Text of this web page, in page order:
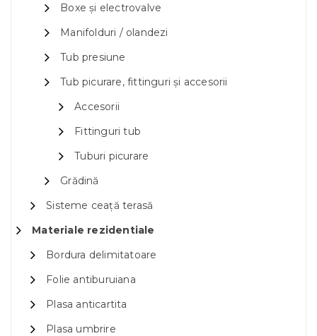
Boxe și electrovalve
Manifolduri / olandezi
Tub presiune
Tub picurare, fittinguri și accesorii
Accesorii
Fittinguri tub
Tuburi picurare
Grădină
Sisteme ceață terasă
Materiale rezidentiale
Bordura delimitatoare
Folie antiburuiana
Plasa anticartita
Plasa umbrire